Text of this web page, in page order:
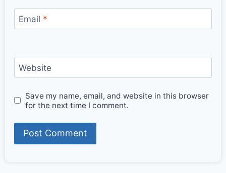
Email *
Website
Save my name, email, and website in this browser
for the next time I comment.